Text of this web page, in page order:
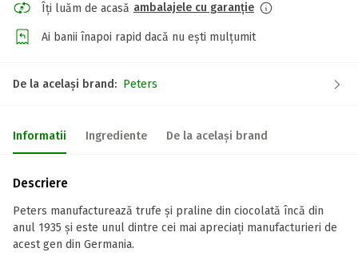
Îți luăm de acasă ambalajele cu garanție
Ai banii înapoi rapid dacă nu ești mulțumit
De la același brand: Peters
Informatii Ingrediente De la același brand
Descriere
Peters manufacturează trufe și praline din ciocolată încă din
anul 1935 și este unul dintre cei mai apreciați manufacturieri de
acest gen din Germania.